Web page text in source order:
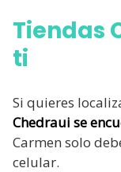
Tiendas
ti
Si quieres
Chedraui se
Carmen solo
celular.